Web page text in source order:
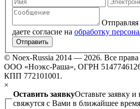
даете согласие на обработку
Отправить
© Noex-Russia 2014 — 2026. Все
ООО «Ноэкс-Раша», ОГРН
КПП 772101001.
×
Оставить заявкуОставьте заявку
свяжутся с Вами в ближайшее